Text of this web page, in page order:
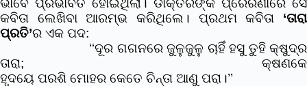
ଭାବେ ପ୍ରଭାବିତ ହୋଇଥିଲା। ଡାକ୍ତରଙ୍କ ପ୍ରେରଣାରେ ସେ
କବିତା ଲେଖିବା ଆରମ୍ଭ କରିଥିଲେ। ପ୍ରଥମ କବିତା ‘ତାରା
ପ୍ରତି’ର ଏକ ପଦ:
‘‘ଦୂର ଗଗନରେ ଜୁଳୁଜୁଳୁ ଚାହିଁ ହସୁ ତୁହି କ୍ଷୁଦ୍ର
ତାରା; କ୍ଷଣକେ
ହୃଦୟେ ପରଶି ମୋହର କେତେ ଚିନ୍ତା ଆଣୁ ପରା।’’